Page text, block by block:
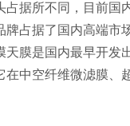
所不同，目前国
占据了国内高端市
膜是国内最早开发
中空纤维微滤膜、